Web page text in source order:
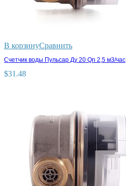
В корзинуСравнить
Счетчик воды Пульсар Ду 20 Qn 2,5 м3/час
$31.48